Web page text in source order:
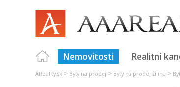
Nemovitosti Realitní
AReality.sk > Byty na prodej > Byty na prodej Žilina >